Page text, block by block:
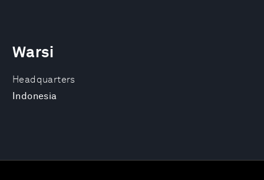
Headquarters
Indonesia
Warsi